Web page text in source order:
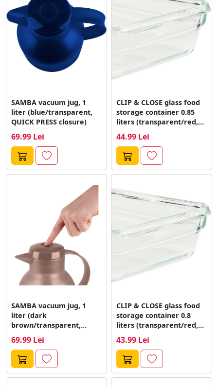
sau rasnitele, ofera un ajutor nepretuit in situatii
specifice. Eleganta si functionalitatea se impletesc
armonios.
SAMBA vacuum jug, 1
liter (blue/transparent,
QUICK PRESS closure)
69.99 Lei
CLIP & CLOSE glass food
storage container 0.85
liters (transparent/red,
44.99 Lei
SAMBA vacuum jug, 1
liter (dark
brown/transparent,
69.99 Lei
CLIP & CLOSE glass food
storage container 0.8
liters (transparent/red,
43.99 Lei